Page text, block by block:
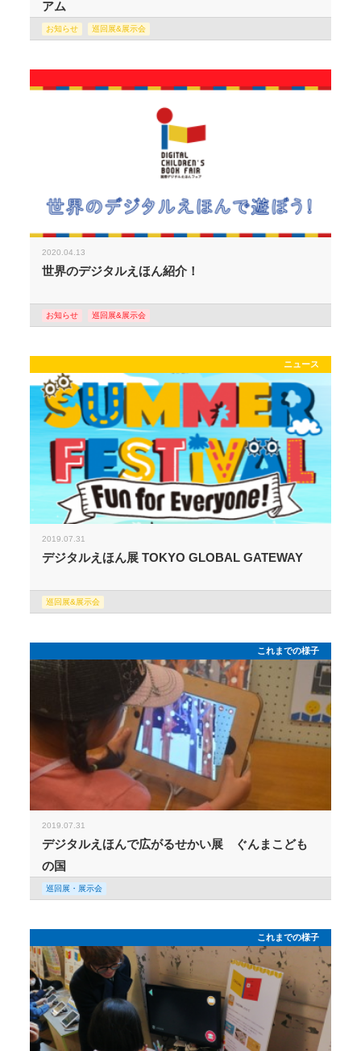
アム
お知らせ 巡回展&展示会
2020.04.13
世界のデジタルえほん紹介！
お知らせ 巡回展&展示会
ニュース
2019.07.31
デジタルえほん展 TOKYO GLOBAL GATEWAY
巡回展&展示会
これまでの様子
2019.07.31
デジタルえほんで広がるせかい展 ぐんまこども
の国
巡回展・展示会
これまでの様子